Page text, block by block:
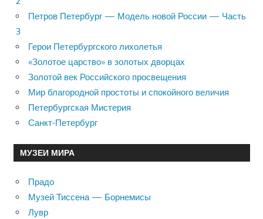
Петров Петербург — Модель новой России — Часть
3
Герои Петербургского лихолетья
«Золотое царство» в золотых дворцах
Золотой век Российского просвещения
Мир благородной простоты и спокойного величия
Петербургская Мистерия
Санкт-Петербург
МУЗЕИ МИРА
Прадо
Музей Тиссена — Борнемисы
Лувр